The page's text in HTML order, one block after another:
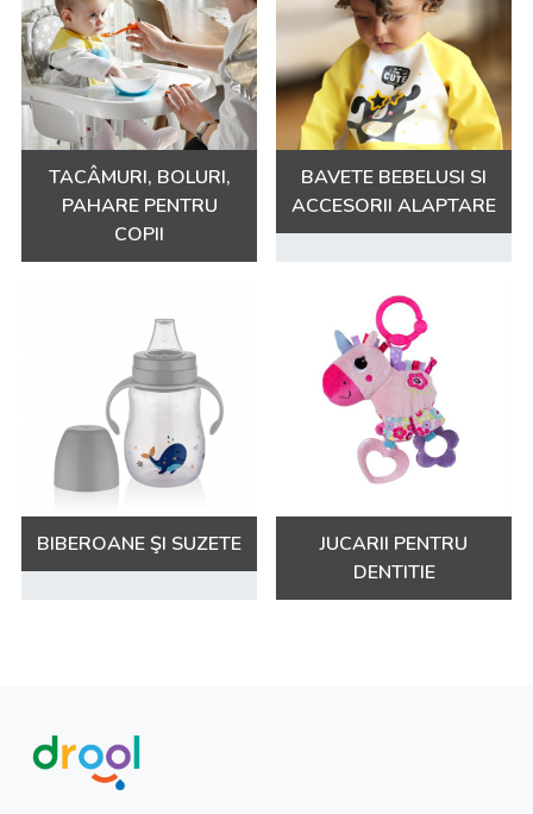
TACÂMURI, BOLURI,
PAHARE PENTRU
COPII
BAVETE BEBELUSI SI
ACCESORII ALAPTARE
BIBEROANE ŞI SUZETE
JUCARII PENTRU
DENTITIE